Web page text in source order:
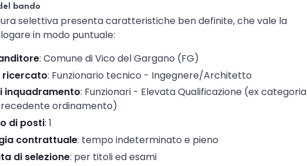
bando
selettiva presenta caratteristiche ben definite, che vale la
in modo puntuale:
: Comune di Vico del Gargano (FG)
ricercato: Funzionario tecnico - Ingegnere/Architetto
inquadramento: Funzionari - Elevata Qualificazione (ex categoria
ordinamento)
di posti: 1
contrattuale: tempo indeterminato e pieno
di selezione: per titoli ed esami